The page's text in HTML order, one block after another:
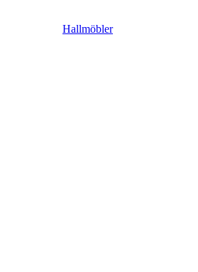
Hallmöbler